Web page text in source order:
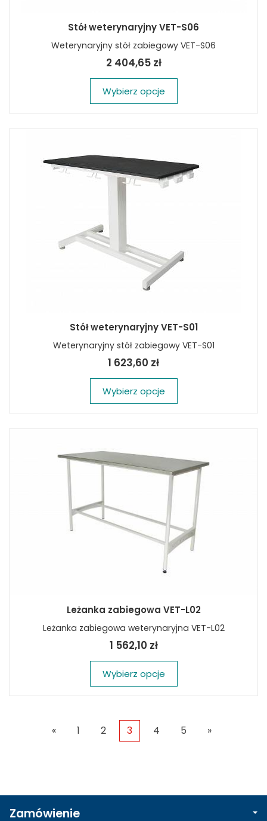
Stół weterynaryjny VET-S06
Weterynaryjny stół zabiegowy VET-S06
2 404,65 zł
Wybierz opcje
Stół weterynaryjny VET-S01
Weterynaryjny stół zabiegowy VET-S01
1 623,60 zł
Wybierz opcje
Leżanka zabiegowa VET-L02
Leżanka zabiegowa weterynaryjna VET-L02
1 562,10 zł
Wybierz opcje
« 1 2 3 4 5 »
Zamówienie